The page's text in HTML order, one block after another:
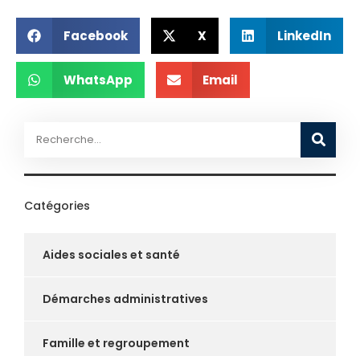
Facebook X LinkedIn
WhatsApp Email
Catégories
Aides sociales et santé
Démarches administratives
Famille et regroupement